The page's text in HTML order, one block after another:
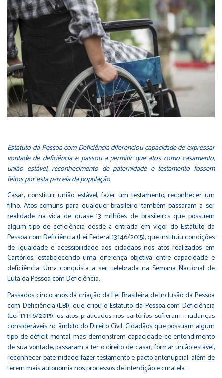
Estatuto da Pessoa com Deficiência diferenciou capacidade de expressar
vontade de deficiência e passou a permitir que atos como casamento,
união estável, reconhecimento de paternidade e testamento fossem
feitos por esta parcela da população
Casar, constituir união estável, fazer um testamento, reconhecer um
filho. Atos comuns para qualquer brasileiro, também passaram a ser
realidade na vida de quase 13 milhões de brasileiros que possuem
algum tipo de deficiência desde a entrada em vigor do Estatuto da
Pessoa com Deficiência (Lei Federal 13.146/2015), que instituiu condições
de igualdade e acessibilidade aos cidadãos nos atos realizados em
Cartórios, estabelecendo uma diferença objetiva entre capacidade e
deficiência. Uma conquista a ser celebrada na Semana Nacional de
Luta da Pessoa com Deficiência.
Passados cinco anos da criação da Lei Brasileira de Inclusão da Pessoa
com Deficiência (LBI), que criou o Estatuto da Pessoa com Deficiência
(Lei 13.146/2015), os atos praticados nos cartórios sofreram mudanças
consideráveis no âmbito do Direito Civil. Cidadãos que possuam algum
tipo de déficit mental, mas demonstrem capacidade de entendimento
de sua vontade, passaram a ter o direito de casar, formar união estável,
reconhecer paternidade, fazer testamento e pacto antenupcial, além de
terem mais autonomia nos processos de interdição e curatela